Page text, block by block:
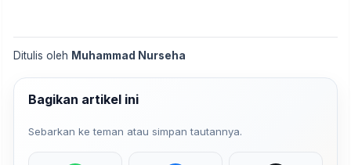
Ditulis oleh Muhammad Nurseha
Bagikan artikel ini
Sebarkan ke teman atau simpan tautannya.